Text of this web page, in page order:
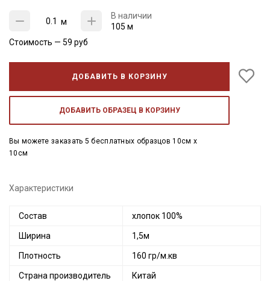
м
В наличии
105 м
Стоимость — 59 руб
ДОБАВИТЬ В КОРЗИНУ
ДОБАВИТЬ ОБРАЗЕЦ В КОРЗИНУ
Вы можете заказать 5 бесплатных образцов 10см x
10см
Характеристики
Состав хлопок 100%
Ширина 1,5м
Плотность 160 гр/м.кв
Страна производитель Китай